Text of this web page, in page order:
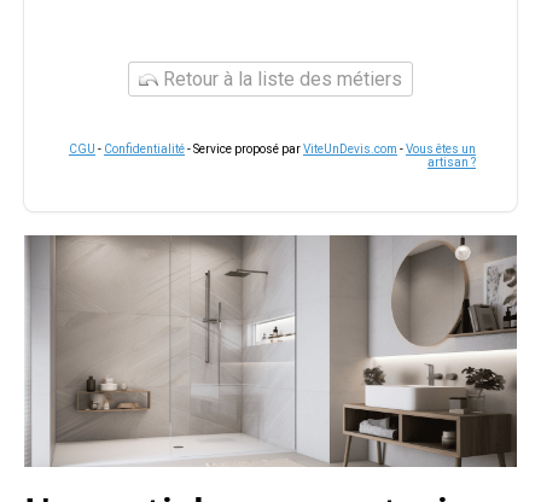
Retour à la liste des métiers
CGU - Confidentialité- Service proposé parViteUnDevis.com -Vous êtes un
artisan ?